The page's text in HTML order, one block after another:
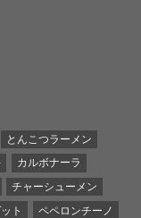
とんこつラーメン
カルボナーラ
チャーシューメン
ト
ペペロンチーノ